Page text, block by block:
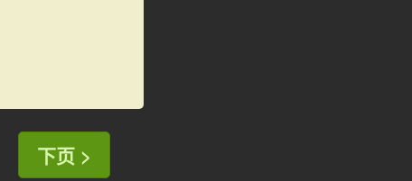
下页 >